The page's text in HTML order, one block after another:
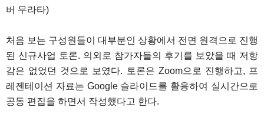
버 무라타)
처음 보는 구성원들이 대부분인 상황에서 전면 원격으로 진행
된 신규사업 토론. 의외로 참가자들의 후기를 보았을 때 저항
감은 없었던 것으로 보였다. 토론은 Zoom으로 진행하고, 프
레젠테이션 자료는 Google 슬라이드를 활용하여 실시간으로
공동 편집을 하면서 작성했다고 한다.